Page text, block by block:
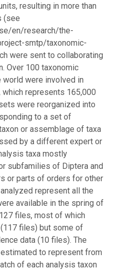
resulting in more than
(see
en/research/the-
smtp/taxonomic-
were sent to collaborating
Over 100 taxonomic
were involved in
represents 165,000
were reorganized into
to a set of
or assemblage of taxa
by a different expert or
taxa mostly
subfamilies of Diptera and
or parts of orders for other
represent all the
available in the spring of
files, most of which
files) but some of
data (10 files). The
to represent from
of each analysis taxon